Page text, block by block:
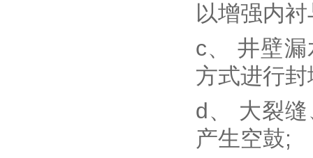
以增强内
c、 井壁
方式进行封
d、 大裂
产生空鼓;